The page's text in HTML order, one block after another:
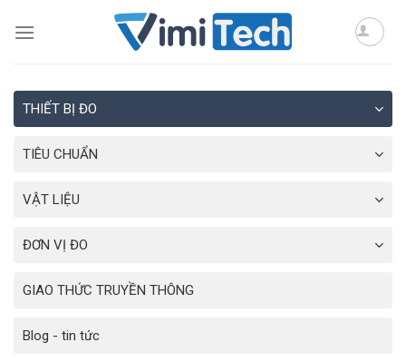
THIẾT BỊ ĐO
TIÊU CHUẨN
VẬT LIỆU
ĐƠN VỊ ĐO
GIAO THỨC TRUYỀN THÔNG
Blog - tin tức